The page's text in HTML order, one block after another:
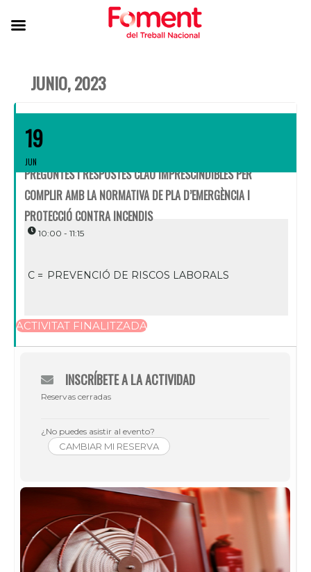
JUNIO, 2023
19
JUN
PREGUNTES I RESPOSTES CLAU IMPRESCINDIBLES PER
COMPLIR AMB LA NORMATIVA DE PLA D’EMERGÈNCIA I
PROTECCIÓ CONTRA INCENDIS
10:00 - 11:15
C = PREVENCIÓ DE RISCOS LABORALS
ACTIVITAT FINALITZADA
INSCRÍBETE A LA ACTIVIDAD
Reservas cerradas
¿No puedes asistir al evento?
CAMBIAR MI RESERVA